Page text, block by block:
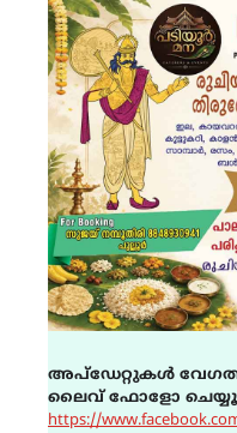
അപ്ഡേറ്റുകൾ
ലൈവ് ഫോളോ ചെയ്യൂ
https://